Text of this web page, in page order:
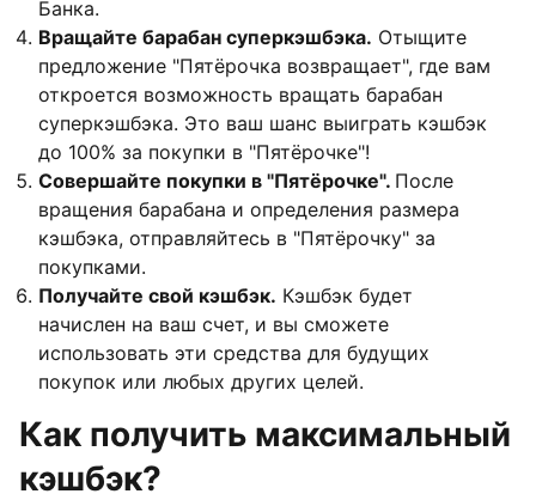
Банка.
Вращайте барабан суперкэшбэка. Отыщите
предложение "Пятёрочка возвращает", где вам
откроется возможность вращать барабан
суперкэшбэка. Это ваш шанс выиграть кэшбэк
до 100% за покупки в "Пятёрочке"!
Совершайте покупки в "Пятёрочке". После
вращения барабана и определения размера
кэшбэка, отправляйтесь в "Пятёрочку" за
покупками.
Получайте свой кэшбэк. Кэшбэк будет
начислен на ваш счет, и вы сможете
использовать эти средства для будущих
покупок или любых других целей.
Как получить максимальный
кэшбэк?